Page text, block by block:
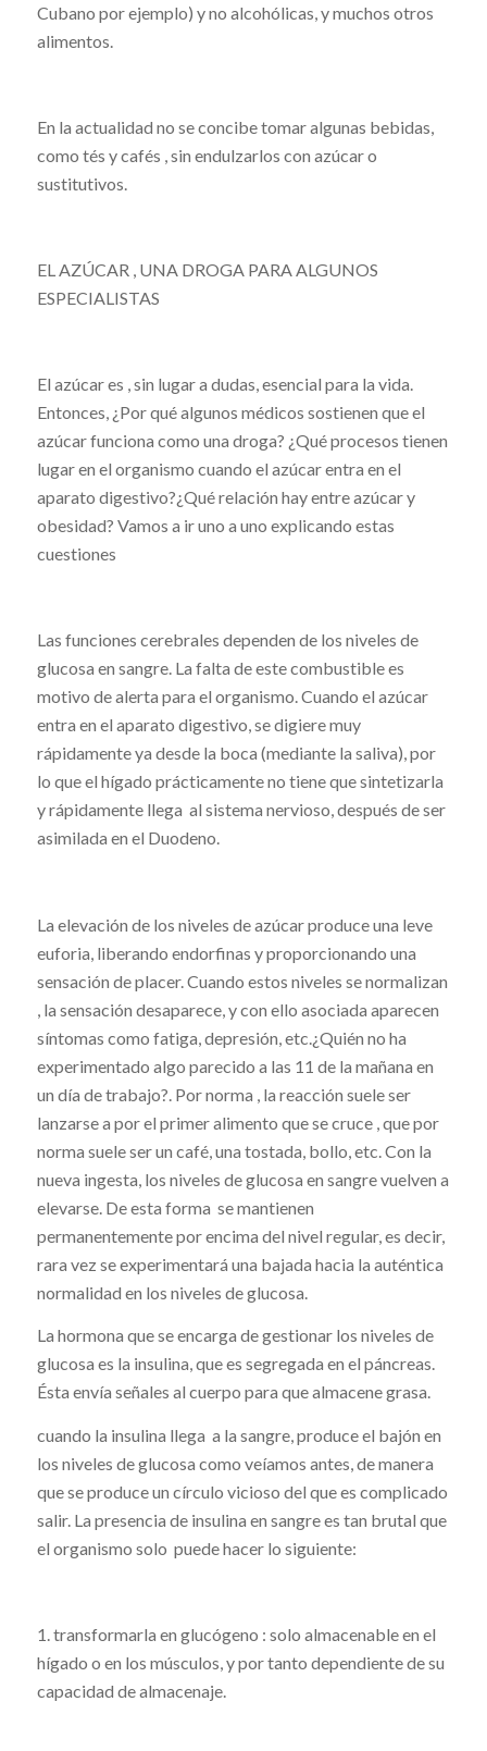
Cubano por ejemplo) y no alcohólicas, y muchos otros
alimentos.
En la actualidad no se concibe tomar algunas bebidas,
como tés y cafés , sin endulzarlos con azúcar o
sustitutivos.
EL AZÚCAR , UNA DROGA PARA ALGUNOS
ESPECIALISTAS
El azúcar es , sin lugar a dudas, esencial para la vida.
Entonces, ¿Por qué algunos médicos sostienen que el
azúcar funciona como una droga? ¿Qué procesos tienen
lugar en el organismo cuando el azúcar entra en el
aparato digestivo?¿Qué relación hay entre azúcar y
obesidad? Vamos a ir uno a uno explicando estas
cuestiones
Las funciones cerebrales dependen de los niveles de
glucosa en sangre. La falta de este combustible es
motivo de alerta para el organismo. Cuando el azúcar
entra en el aparato digestivo, se digiere muy
rápidamente ya desde la boca (mediante la saliva), por
lo que el hígado prácticamente no tiene que sintetizarla
y rápidamente llega al sistema nervioso, después de ser
asimilada en el Duodeno.
La elevación de los niveles de azúcar produce una leve
euforia, liberando endorfinas y proporcionando una
sensación de placer. Cuando estos niveles se normalizan
, la sensación desaparece, y con ello asociada aparecen
síntomas como fatiga, depresión, etc.¿Quién no ha
experimentado algo parecido a las 11 de la mañana en
un día de trabajo?. Por norma , la reacción suele ser
lanzarse a por el primer alimento que se cruce , que por
norma suele ser un café, una tostada, bollo, etc. Con la
nueva ingesta, los niveles de glucosa en sangre vuelven a
elevarse. De esta forma se mantienen
permanentemente por encima del nivel regular, es decir,
rara vez se experimentará una bajada hacia la auténtica
normalidad en los niveles de glucosa.
La hormona que se encarga de gestionar los niveles de
glucosa es la insulina, que es segregada en el páncreas.
Ésta envía señales al cuerpo para que almacene grasa.
cuando la insulina llega a la sangre, produce el bajón en
los niveles de glucosa como veíamos antes, de manera
que se produce un círculo vicioso del que es complicado
salir. La presencia de insulina en sangre es tan brutal que
el organismo solo puede hacer lo siguiente:
1. transformarla en glucógeno : solo almacenable en el
hígado o en los músculos, y por tanto dependiente de su
capacidad de almacenaje.